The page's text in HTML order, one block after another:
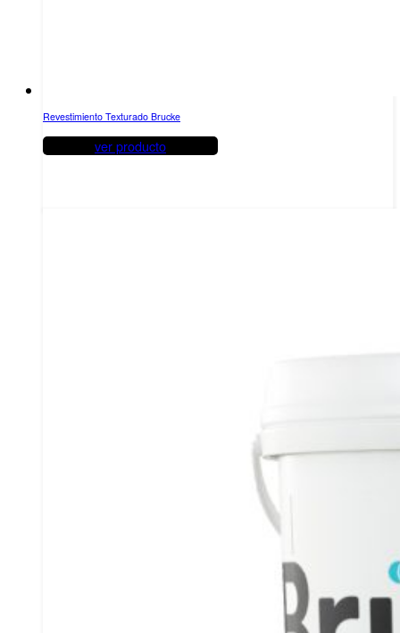
Revestimiento Texturado Brucke
ver producto